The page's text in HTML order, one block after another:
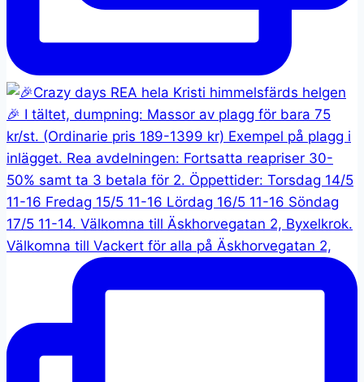
Välkomna till Vackert för alla på Äskhorvegatan 2,